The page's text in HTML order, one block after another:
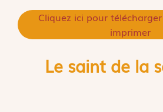
Cliquez ici pour
imprimer
Le saint de la